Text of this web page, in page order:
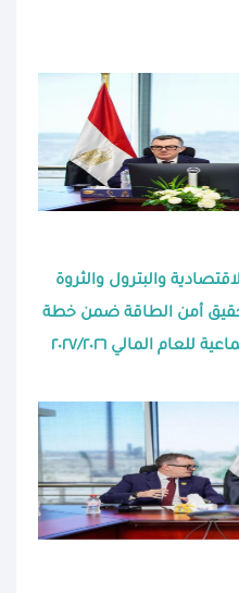
والبترول والثروة
أمن الطاقة ضمن خطة
للعام المالي ٢٠٢٧/٢٠٢٦